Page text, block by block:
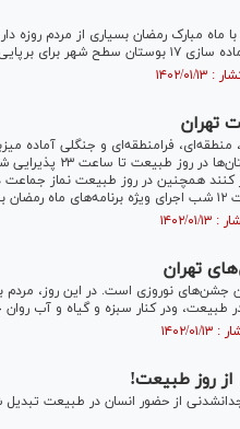
مبارک رمضان بسیاری از مردم روزه
۱۲ و ۱۳ فروردین خبر داده بود.
تهران
محله‌ای، منطقه‌ای، فرامنطقه‌ای و جنگلی
در بوستان‌ها
کنند همچنین در روز طبیعت نماز
تهران
جشن‌های نوروزی است. در این روز،
طبیعت، ودر کنار سبزه و گیاه و آب روان
روز طبیعت!
از حضور انسان در طبیعت